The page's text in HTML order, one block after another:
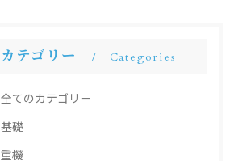
カテゴリー Categories
全てのカテゴリー
基礎
重機